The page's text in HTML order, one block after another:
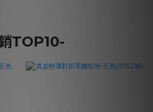
TOP10-